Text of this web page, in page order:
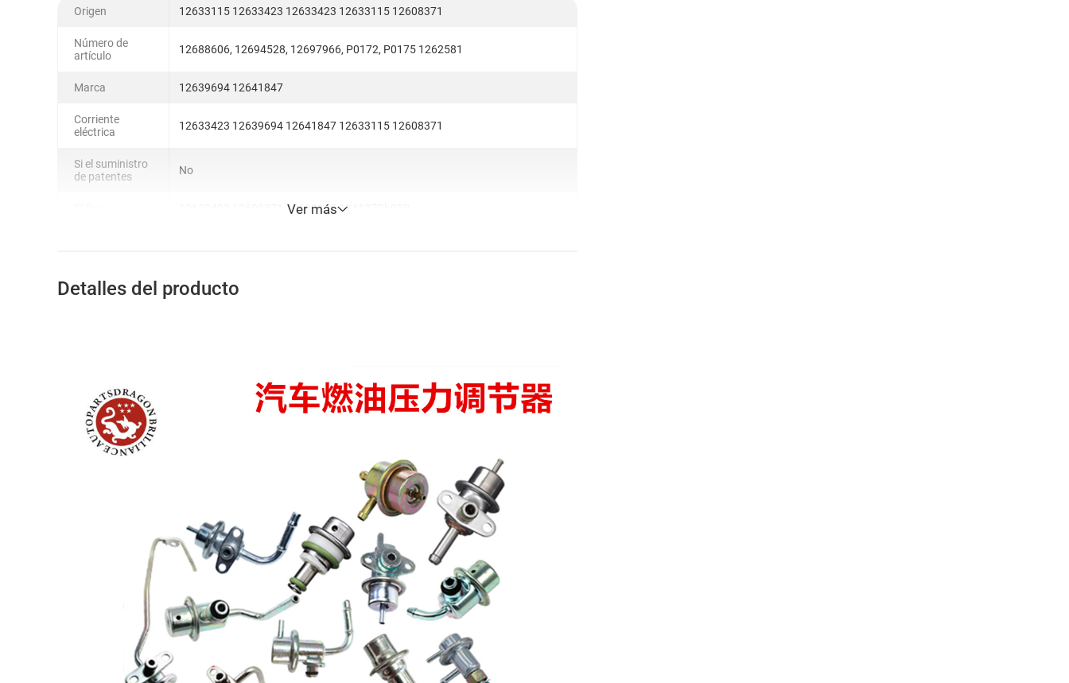
Origen 12633115 12633423 12633423 12633115 12608371
Número de
artículo
12688606, 12694528, 12697966, P0172, P0175 1262581
Marca 12639694 12641847
Corriente
eléctrica
12633423 12639694 12641847 12633115 12608371
Si el suministro
de patentes
No
12633423 12608371 12633115 824127Rb03B
Ver más
Detalles del producto